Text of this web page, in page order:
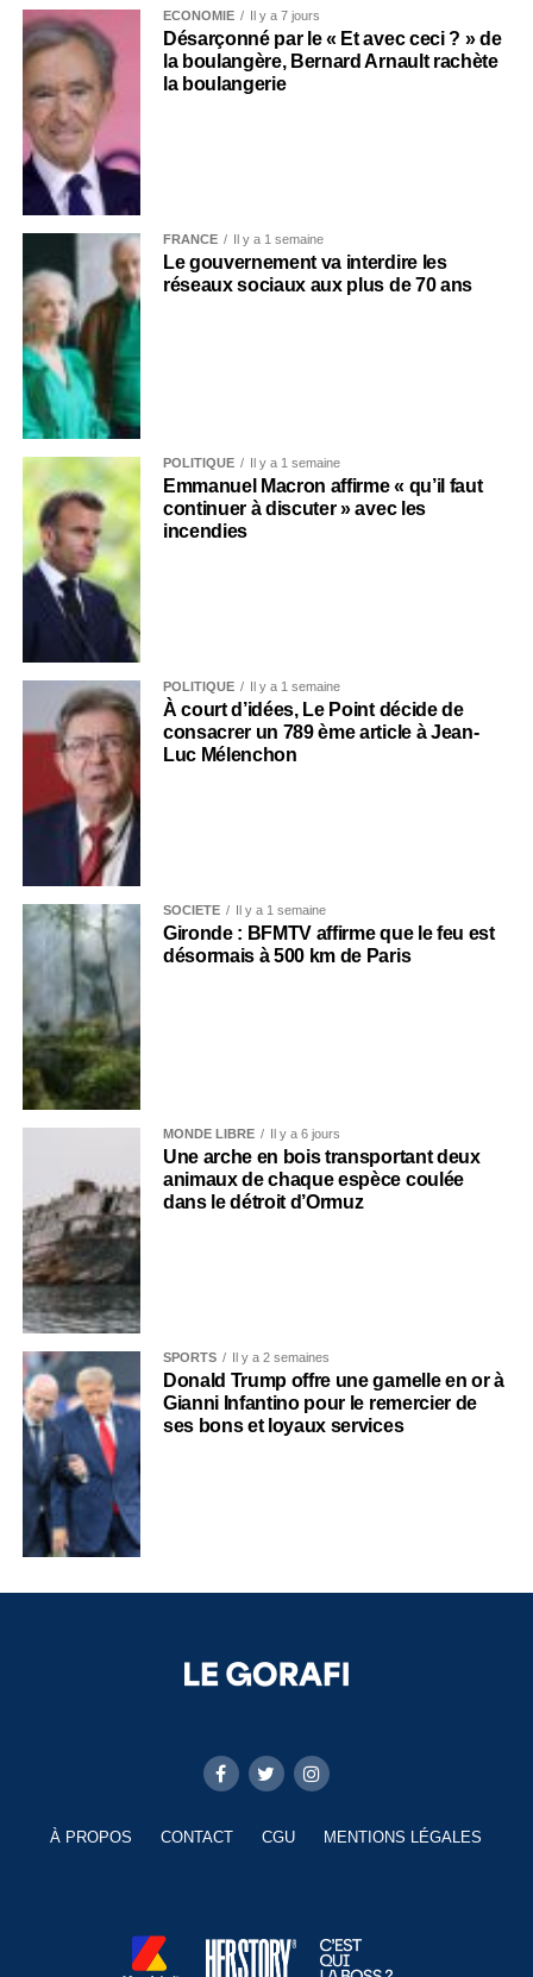
ECONOMIE Il y a 7 jours
Désarçonné par le « Et avec ceci ? » de
la boulangère, Bernard Arnault rachète
la boulangerie
FRANCE Il y a 1 semaine
Le gouvernement va interdire les
réseaux sociaux aux plus de 70 ans
POLITIQUE Il y a 1 semaine
Emmanuel Macron affirme « qu’il faut
continuer à discuter » avec les
incendies
POLITIQUE Il y a 1 semaine
À court d’idées, Le Point décide de
consacrer un 789 ème article à Jean-
Luc Mélenchon
SOCIÉTÉ Il y a 1 semaine
Gironde : BFMTV affirme que le feu est
désormais à 500 km de Paris
MONDE LIBRE Il y a 6 jours
Une arche en bois transportant deux
animaux de chaque espèce coulée
dans le détroit d’Ormuz
SPORTS Il y a 2 semaines
Donald Trump offre une gamelle en or à
Gianni Infantino pour le remercier de
ses bons et loyaux services
À PROPOS CONTACT CGU MENTIONS LÉGALES